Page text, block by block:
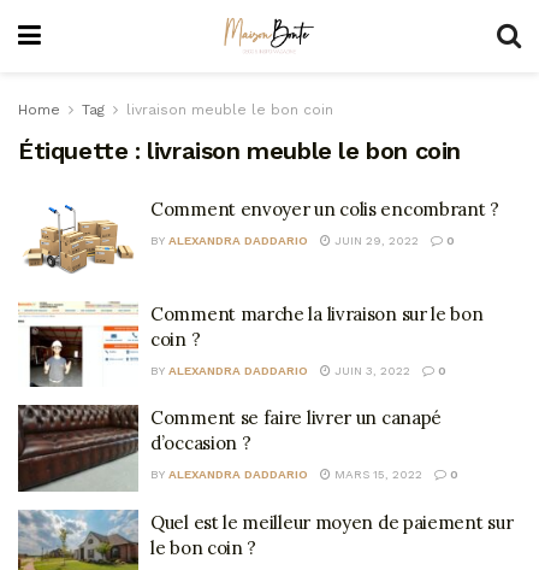
Home Tag livraison meuble le bon coin
Étiquette : livraison meuble le bon coin
Comment envoyer un colis encombrant ?
BY ALEXANDRA DADDARIO JUIN 29, 2022 0
Comment marche la livraison sur le bon
coin ?
BY ALEXANDRA DADDARIO JUIN 3, 2022 0
Comment se faire livrer un canapé
d’occasion ?
BY ALEXANDRA DADDARIO MARS 15, 2022 0
Quel est le meilleur moyen de paiement sur
le bon coin ?